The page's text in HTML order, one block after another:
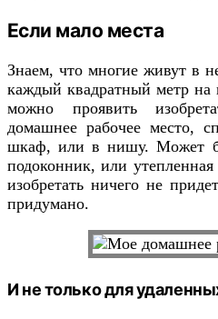
Если мало места
Знаем, что многие живут в
каждый квадратный метр на
можно проявить
домашнее рабочее место,
шкаф, или в нишу. Может
подоконник, или
изобретать ничего не
придумано.
И не только для